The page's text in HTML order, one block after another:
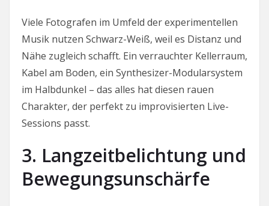
Viele Fotografen im Umfeld der experimentellen
Musik nutzen Schwarz-Weiß, weil es Distanz und
Nähe zugleich schafft. Ein verrauchter Kellerraum,
Kabel am Boden, ein Synthesizer-Modularsystem
im Halbdunkel – das alles hat diesen rauen
Charakter, der perfekt zu improvisierten Live-
Sessions passt.
3. Langzeitbelichtung und
Bewegungsunschärfe